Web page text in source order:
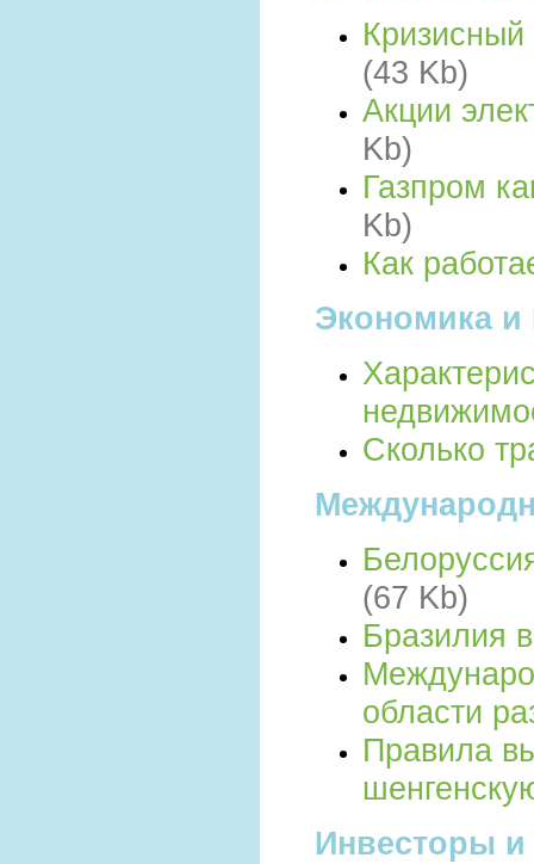
(43 Kb)
Акции
Kb)
Газпром
Kb)
Как
Экономика
Сколько
(67 Kb)
Бразилия
области
Правила
Инвесторы и